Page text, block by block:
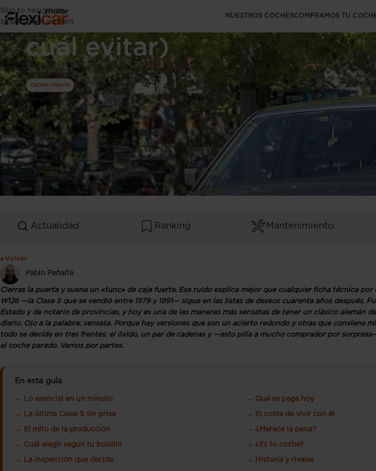
Skip to navigation
Skip to main content
NUESTROS COCHESCOMPRAMOS TU
Qué Mercedes W126
cuál evitar)
25 Junio 2026
Coches clásicos
Actualidad Ranking Mantenimiento
Volver
Pablo Peñalta
Cierras la puerta y suena un «tunc» de caja fuerte. Ese ruido explica mejor que cualquier ficha técnica por
W126 —la Clase S que se vendió entre 1979 y 1991— sigue en las listas de deseos cuarenta años después.
Estado y de notario de provincias, y hoy es una de las maneras más sensatas de tener un clásico alemán
diario. Ojo a la palabra: sensata. Porque hay versiones que son un acierto redondo y otras que conviene
todo se decide en tres frentes: el óxido, un par de cadenas y —esto pilla a mucho comprador por
el coche parado. Vamos por partes.
En esta guía
→ Lo esencial en un minuto
→ La última Clase S sin prisa
→ El mito de la producción
→ Cuál elegir según tu bolsillo
→ La inspección que decide
→ Qué se paga hoy
→ El coste de vivir con él
→ ¿Merece la pena?
→ ¿Es tu coche?
→ Historia y rivales